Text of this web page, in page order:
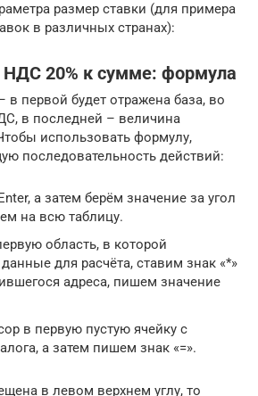
размер ставки (для примера
в различных странах):
НДС 20% к сумме: формула
в первой будет отражена база, во
в последней – величина
использовать формулу,
последовательность действий:
а затем берём значение за угол
на всю таблицу.
область, в которой
для расчёта, ставим знак «*»
адреса, пишем значение
в первую пустую ячейку с
а затем пишем знак «=».
в левом верхнем углу, то